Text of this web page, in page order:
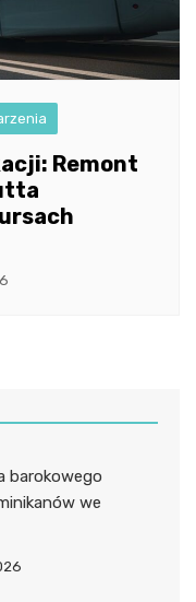
Remont
barokowego
we